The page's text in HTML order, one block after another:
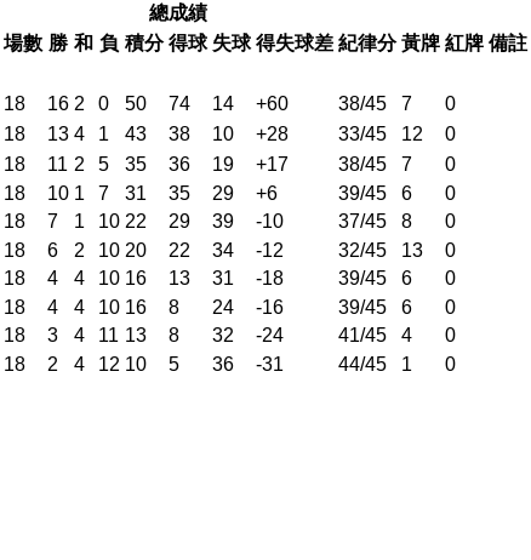
總成績
場數 勝 和 負 積分 得球 失球 得失球差 紀律分 黃牌 紅牌 備註
18 16 2 0 50 74 14 +60 38/45 7
0
18 13 4 1 43 38 10 +28 33/45 12
0
18 11 2 5 35 36 19 +17 38/45 7
0
18 10 1 7 31 35 29 +6 39/45 6
0
18 7 1 10 22 29 39 -10 37/45 8
0
18 6 2 10 20 22 34 -12 32/45 13
0
18 4 4 10 16 13 31 -18 39/45 6
0
18 4 4 10 16 8 24 -16 39/45 6
0
18 3 4 11 13 8 32 -24 41/45 4
0
18 2 4 12 10 5 36 -31 44/45 1 0